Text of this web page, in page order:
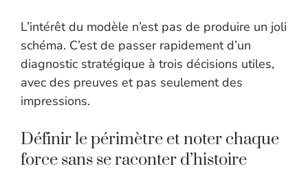
L’intérêt du modèle n’est pas de produire un joli
schéma. C’est de passer rapidement d’un
diagnostic stratégique à trois décisions utiles,
avec des preuves et pas seulement des
impressions.
Définir le périmètre et noter chaque
force sans se raconter d’histoire